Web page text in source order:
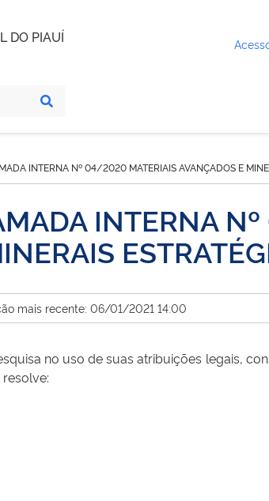
DO PIAUÍ
INTERNA Nº 04/2020 MATERIAIS AVANÇADOS E
INTERNA
mais recente: 06/01/2021 14:00
no uso de suas atribuições legais,